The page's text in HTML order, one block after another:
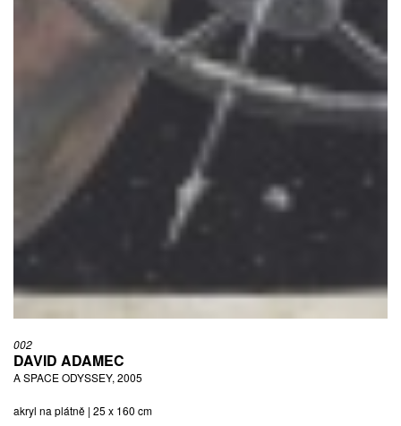
002
DAVID ADAMEC
A SPACE ODYSSEY, 2005
akryl na plátně | 25 x 160 cm